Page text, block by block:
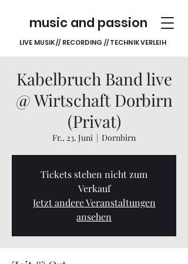
music and passion
LIVE MUSIK // RECORDING // TECHNIK VERLEIH
Kabelbruch Band live
@ Wirtschaft Dorbirn
(Privat)
Fr., 23. Juni
  |
Dornbirn
Tickets stehen nicht zum
Verkauf
Jetzt andere Veranstaltungen
ansehen